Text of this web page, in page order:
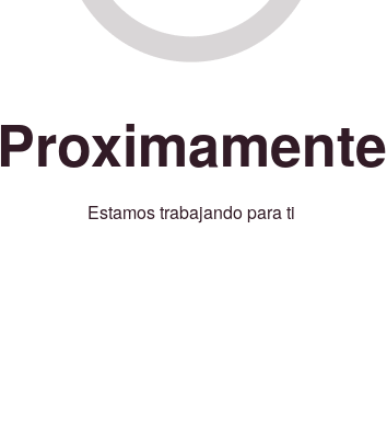
Proximamente
Estamos trabajando para ti